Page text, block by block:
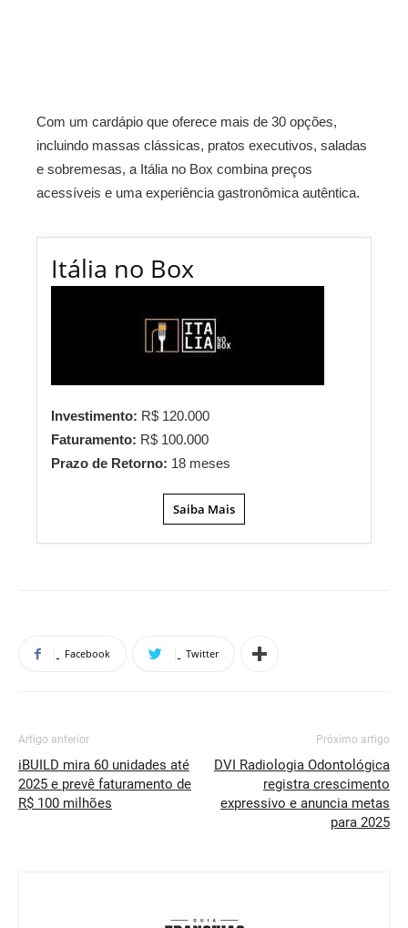
Com um cardápio que oferece mais de 30 opções,
incluindo massas clássicas, pratos executivos, saladas
e sobremesas, a Itália no Box combina preços
acessíveis e uma experiência gastronômica autêntica.
Itália no Box
Investimento: R$ 120.000
Faturamento: R$ 100.000
Prazo de Retorno: 18 meses
Saiba Mais
Facebook Twitter
Artigo anterior
iBUILD mira 60 unidades até
2025 e prevê faturamento de
R$ 100 milhões
Próximo artigo
DVI Radiologia Odontológica
registra crescimento
expressivo e anuncia metas
para 2025